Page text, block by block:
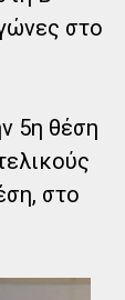
στο
5η θέση
στο